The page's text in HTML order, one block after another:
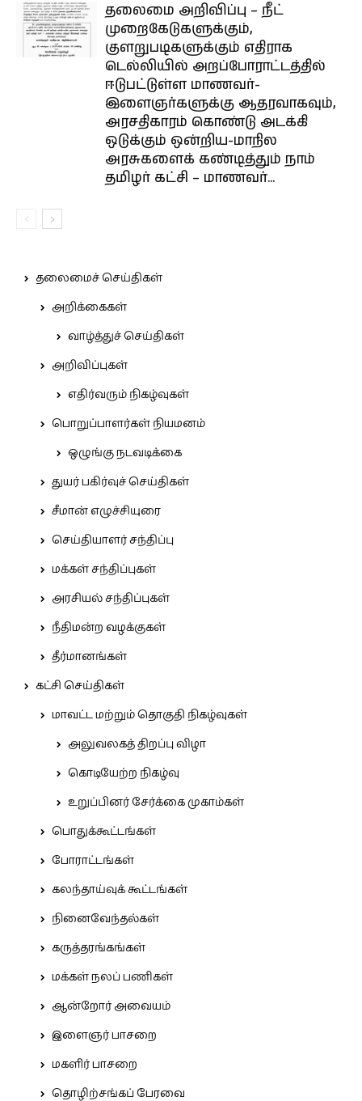
தலைமை அறிவிப்பு – நீட்
முறைகேடுகளுக்கும்,
குளறுபடிகளுக்கும் எதிராக
டெல்லியில் அறப்போராட்டத்தில்
ஈடுபட்டுள்ள மாணவர்-
இளைஞர்களுக்கு ஆதரவாகவும்,
அரசதிகாரம் கொண்டு அடக்கி
ஒடுக்கும் ஒன்றிய-மாநில
அரசுகளைக் கண்டித்தும் நாம்
தமிழர் கட்சி – மாணவர்...
தலைமைச் செய்திகள்
அறிக்கைகள்
வாழ்த்துச் செய்திகள்
அறிவிப்புகள்
எதிர்வரும் நிகழ்வுகள்
பொறுப்பாளர்கள் நியமனம்
ஒழுங்கு நடவடிக்கை
துயர் பகிர்வுச் செய்திகள்
சீமான் எழுச்சியுரை
செய்தியாளர் சந்திப்பு
மக்கள் சந்திப்புகள்
அரசியல் சந்திப்புகள்
நீதிமன்ற வழக்குகள்
தீர்மானங்கள்
கட்சி செய்திகள்
மாவட்ட மற்றும் தொகுதி நிகழ்வுகள்
அலுவலகத் திறப்பு விழா
கொடியேற்ற நிகழ்வு
உறுப்பினர் சேர்க்கை முகாம்கள்
பொதுக்கூட்டங்கள்
போராட்டங்கள்
கலந்தாய்வுக் கூட்டங்கள்
நினைவேந்தல்கள்
கருத்தரங்கங்கள்
மக்கள் நலப் பணிகள்
ஆன்றோர் அவையம்
இளைஞர் பாசறை
மகளிர் பாசறை
தொழிற்சங்கப் பேரவை